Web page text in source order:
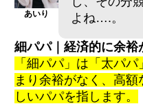
あいり
よね….。
細パパ｜経済的に余裕
「細パパ」は「太パ
まり余裕がなく、高
しいパパを指します。